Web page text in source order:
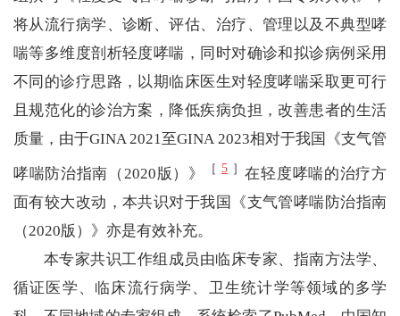
将从流行病学、诊断、评估、治疗、管理以及不典型哮
喘等多维度剖析轻度哮喘，同时对确诊和拟诊病例采用
不同的诊疗思路，以期临床医生对轻度哮喘采取更可行
且规范化的诊治方案，降低疾病负担，改善患者的生活
质量，由于GINA 2021至GINA 2023相对于我国《支气管
哮喘防治指南（2020版）》 ［ 5 ］ 在轻度哮喘的治疗方
面有较大改动，本共识对于我国《支气管哮喘防治指南
（2020版）》亦是有效补充。
本专家共识工作组成员由临床专家、指南方法学、
循证医学、临床流行病学、卫生统计学等领域的多学